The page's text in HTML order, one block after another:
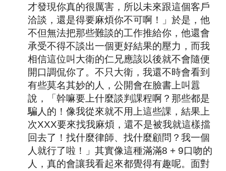
才發現你真的很厲害，所以未來跟這個客戶
洽談，還是得要麻煩你不可啊！」於是，他
不但無法把那些難談的工作推給你，他還會
承受不得不談出一個更好結果的壓力，而我
相信這位叫大衛的仁兄應該以後就不會隨便
開口調侃你了。不只大衛，我還不時會看到
有些莫名其妙的人，公開會在臉書上叫囂
說，「幹嘛要上什麼談判課程啊？那些都是
騙人的！像我從來就不用上這些課，結果上
次XXX要來找我麻煩，還不是被我就這樣擋
回去了！找什麼律師、找什麼顧問？我一個
人就行了啦！」其實像這種滿滿8 + 9口吻的
人，真的會讓我看起來都覺得有趣呢。面對